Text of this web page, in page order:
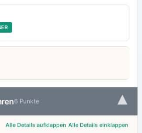
6 Punkte ▾
Alle Details aufklappen Alle Details einklappen